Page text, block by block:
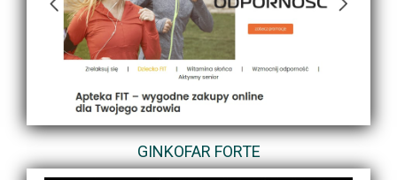
GINKOFAR FORTE